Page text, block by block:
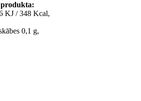
KJ / 348 Kcal,
0,1 g,